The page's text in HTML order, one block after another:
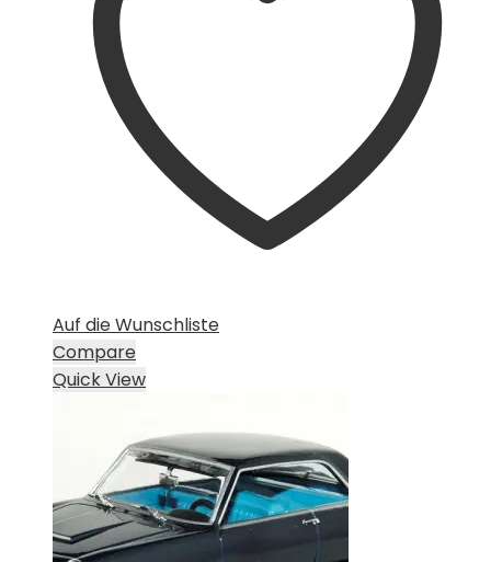
Auf die Wunschliste
Compare
Quick View